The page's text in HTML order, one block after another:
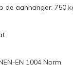
de aanhanger: 750
EN 1004 Norm